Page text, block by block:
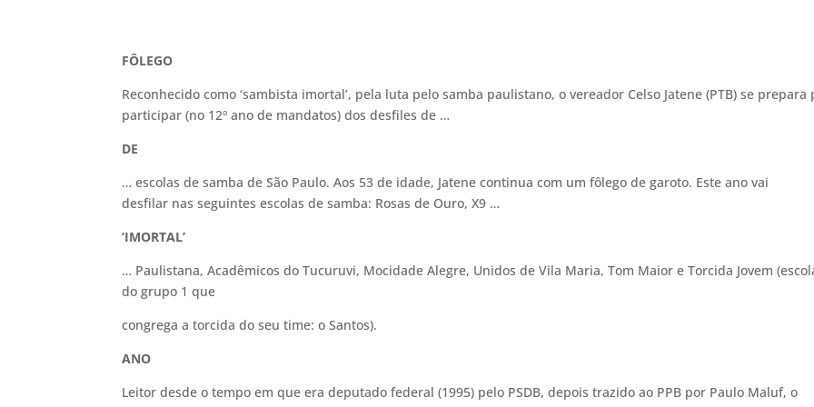
FÔLEGO
Reconhecido como ‘sambista imortal’, pela luta pelo samba paulistano, o vereador Celso Jatene (PTB) se prepara
participar (no 12º ano de mandatos) dos desfiles de …
DE
… escolas de samba de São Paulo. Aos 53 de idade, Jatene continua com um fôlego de garoto. Este ano vai
desfilar nas seguintes escolas de samba: Rosas de Ouro, X9 …
‘IMORTAL’
… Paulistana, Acadêmicos do Tucuruvi, Mocidade Alegre, Unidos de Vila Maria, Tom Maior e Torcida Jovem
do grupo 1 que
congrega a torcida do seu time: o Santos).
ANO
Leitor desde o tempo em que era deputado federal (1995) pelo PSDB, depois trazido ao PPB por Paulo Maluf, o